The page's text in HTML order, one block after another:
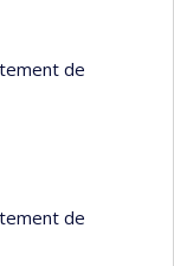
de
de